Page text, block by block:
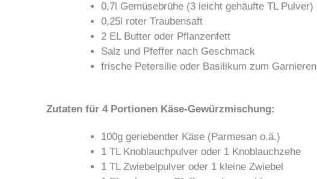
0,7l Gemüsebrühe (3 leicht gehäufte TL Pulver)
0,25l roter Traubensaft
2 EL Butter oder Pflanzenfett
Salz und Pfeffer nach Geschmack
frische Petersilie oder Basilikum zum Garnieren
Zutaten für 4 Portionen Käse-Gewürzmischung:
100g geriebender Käse (Parmesan o.ä.)
1 TL Knoblauchpulver oder 1 Knoblauchzehe
1 TL Zwiebelpulver oder 1 kleine Zwiebel